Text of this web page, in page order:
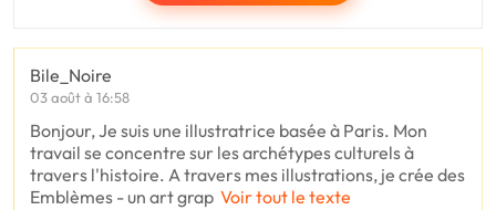
Bile_Noire
03 août à 16:58
Bonjour, Je suis une illustratrice basée à Paris. Mon
travail se concentre sur les archétypes culturels à
travers l'histoire. A travers mes illustrations, je crée des
Emblèmes - un art grap Voir tout le texte